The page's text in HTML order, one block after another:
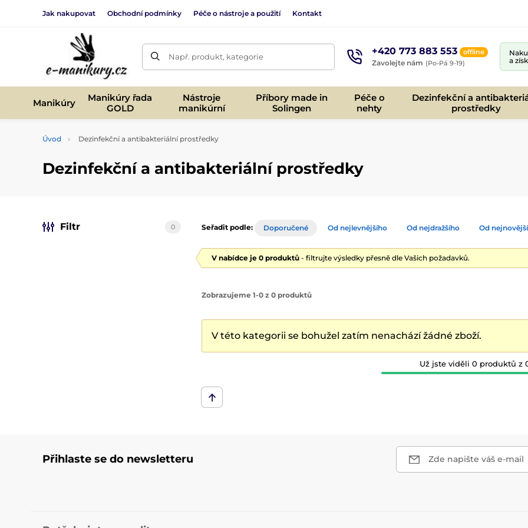
Jak nakupovat Obchodní podmínky Péče o nástroje a použití Kontakt
Např. produkt, kategorie +420 773 883 553 offline
Zavolejte nám (Po-Pá 9-19)
a
Manikúry
Manikúry řada
GOLD
Nástroje
manikúrní
Příbory made in
Solingen
Péče o
nehty
Dezinfekční a
prostředky
Úvod Dezinfekční a antibakteriální prostředky
Dezinfekční a antibakteriální prostředky
Filtr 0 Seřadit podle: Doporučené Od nejlevnějšího Od nejdražšího Od
V nabídce je 0 produktů - filtrujte výsledky přesně dle Vašich požadavků.
Zobrazujeme 1-0 z 0 produktů
V této kategorii se bohužel zatím nenachází žádné zboží.
Už jste viděli 0 produktů z
Přihlaste se do newsletteru Zde napište váš e-mail